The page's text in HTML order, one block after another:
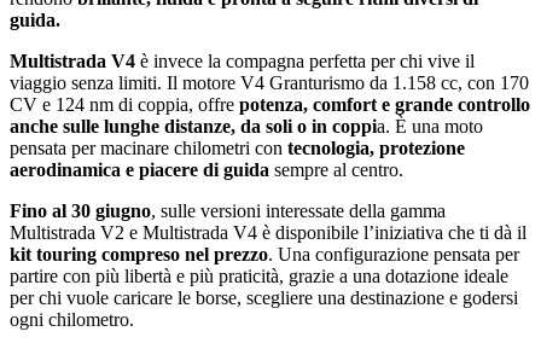
guida.
Multistrada V4 è invece la compagna perfetta per chi vive il
viaggio senza limiti. Il motore V4 Granturismo da 1.158 cc, con 170
CV e 124 nm di coppia, offre potenza, comfort e grande controllo
anche sulle lunghe distanze, da soli o in coppia. È una moto
pensata per macinare chilometri con tecnologia, protezione
aerodinamica e piacere di guida sempre al centro.
Fino al 30 giugno, sulle versioni interessate della gamma
Multistrada V2 e Multistrada V4 è disponibile l’iniziativa che ti dà il
kit touring compreso nel prezzo. Una configurazione pensata per
partire con più libertà e più praticità, grazie a una dotazione ideale
per chi vuole caricare le borse, scegliere una destinazione e godersi
ogni chilometro.